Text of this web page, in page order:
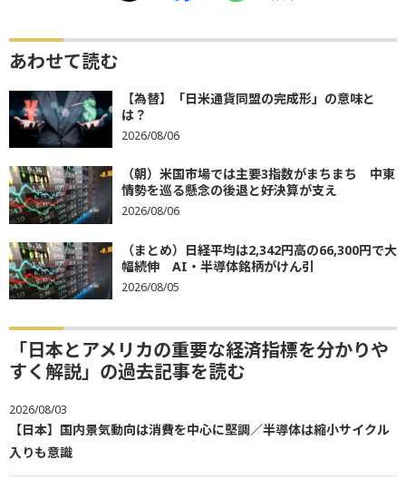
あわせて読む
【為替】「日米通貨同盟の完成形」の意味と
は？
2026/08/06
（朝）米国市場では主要3指数がまちまち 中東
情勢を巡る懸念の後退と好決算が支え
2026/08/06
（まとめ）日経平均は2,342円高の66,300円で大
幅続伸 AI・半導体銘柄がけん引
2026/08/05
「日本とアメリカの重要な経済指標を分かりや
すく解説」の過去記事を読む
2026/08/03
【日本】国内景気動向は消費を中心に堅調／半導体は縮小サイクル
入りも意識